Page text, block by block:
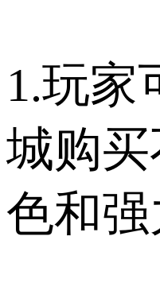
1.玩家
城购买
色和